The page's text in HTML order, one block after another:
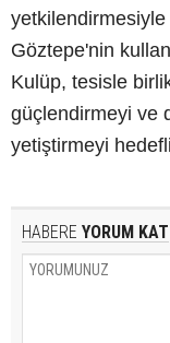
Göztepe'nin
Kulüp, tesisle
güçlendirmeyi ve
yetiştirmeyi
HABERE YORUM KAT